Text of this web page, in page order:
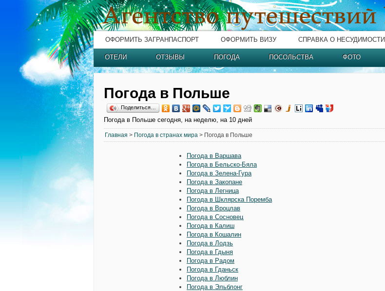
ОФОРМИТЬ ЗАГРАНПАСПОРТ ОФОРМИТЬ ВИЗУ СПРАВКА О НЕСУДИМОСТИ
ОТЕЛИ ОТЗЫВЫ ПОГОДА ПОСОЛЬСТВА ФОТО
Погода в Польше
Поделиться…
Погода в Польше сегодня, на неделю, на 10 дней
Главная > Погода в странах мира > Погода в Польше
Погода в Варшава
Погода в Бельско-Бяла
Погода в Зелена-Гура
Погода в Закопане
Погода в Легница
Погода в Шклярска Поремба
Погода в Вроцлав
Погода в Сосновец
Погода в Калиш
Погода в Кошалин
Погода в Лодзь
Погода в Гдыня
Погода в Радом
Погода в Гданьск
Погода в Люблин
Погода в Эльблонг